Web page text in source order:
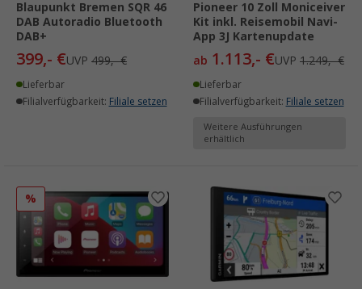
Blaupunkt Bremen SQR 46
DAB Autoradio Bluetooth
DAB+
399,- €UVP 499,- €
Lieferbar
Filialverfügbarkeit: Filiale setzen
Pioneer 10 Zoll Moniceiver
Kit inkl. Reisemobil Navi-
App 3J Kartenupdate
ab 1.113,- €UVP 1.249,- €
Lieferbar
Filialverfügbarkeit: Filiale setzen
Weitere Ausführungen
erhältlich
%